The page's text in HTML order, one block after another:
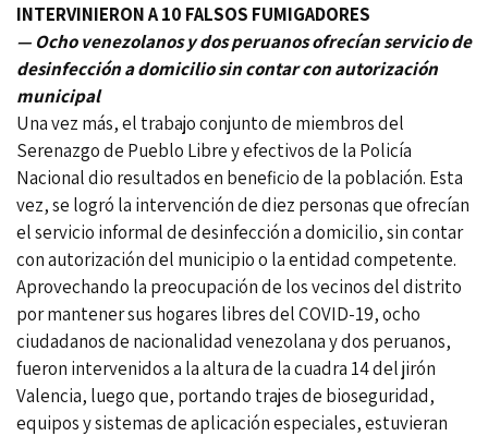
INTERVINIERON A 10 FALSOS FUMIGADORES
— Ocho venezolanos y dos peruanos ofrecían servicio de
desinfección a domicilio sin contar con autorización
municipal
Una vez más, el trabajo conjunto de miembros del
Serenazgo de Pueblo Libre y efectivos de la Policía
Nacional dio resultados en beneficio de la población. Esta
vez, se logró la intervención de diez personas que ofrecían
el servicio informal de desinfección a domicilio, sin contar
con autorización del municipio o la entidad competente.
Aprovechando la preocupación de los vecinos del distrito
por mantener sus hogares libres del COVID-19, ocho
ciudadanos de nacionalidad venezolana y dos peruanos,
fueron intervenidos a la altura de la cuadra 14 del jirón
Valencia, luego que, portando trajes de bioseguridad,
equipos y sistemas de aplicación especiales, estuvieran